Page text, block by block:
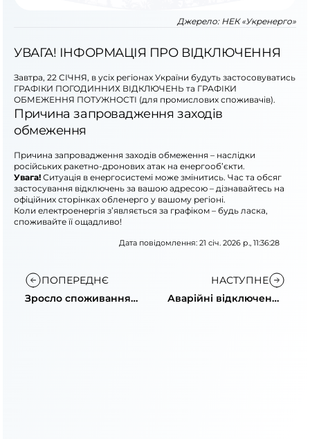
Джерело: НЕК «Укренерго»
УВАГА! ІНФОРМАЦІЯ ПРО ВІДКЛЮЧЕННЯ
Завтра, 22 СІЧНЯ, в усіх регіонах України будуть застосовуватись
ГРАФІКИ ПОГОДИННИХ ВІДКЛЮЧЕНЬ та ГРАФІКИ
ОБМЕЖЕННЯ ПОТУЖНОСТІ (для промислових споживачів).
Причина запровадження заходів
обмеження
Причина запровадження заходів обмеження – наслідки
російських ракетно-дронових атак на енергооб’єкти.
Увага! Ситуація в енергосистемі може змінитись. Час та обсяг
застосування відключень за вашою адресою – дізнавайтесь на
офіційних сторінках обленерго у вашому регіоні.
Коли електроенергія з’являється за графіком – будь ласка,
споживайте її ощадливо!
Дата повідомлення: 21 січ. 2026 р., 11:36:28
ПОПЕРЕДНЄ
Зросло споживання
НАСТУПНЕ
Аварійні відключення